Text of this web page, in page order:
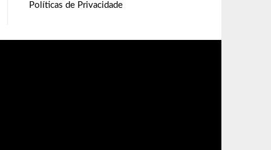
Políticas de Privacidade